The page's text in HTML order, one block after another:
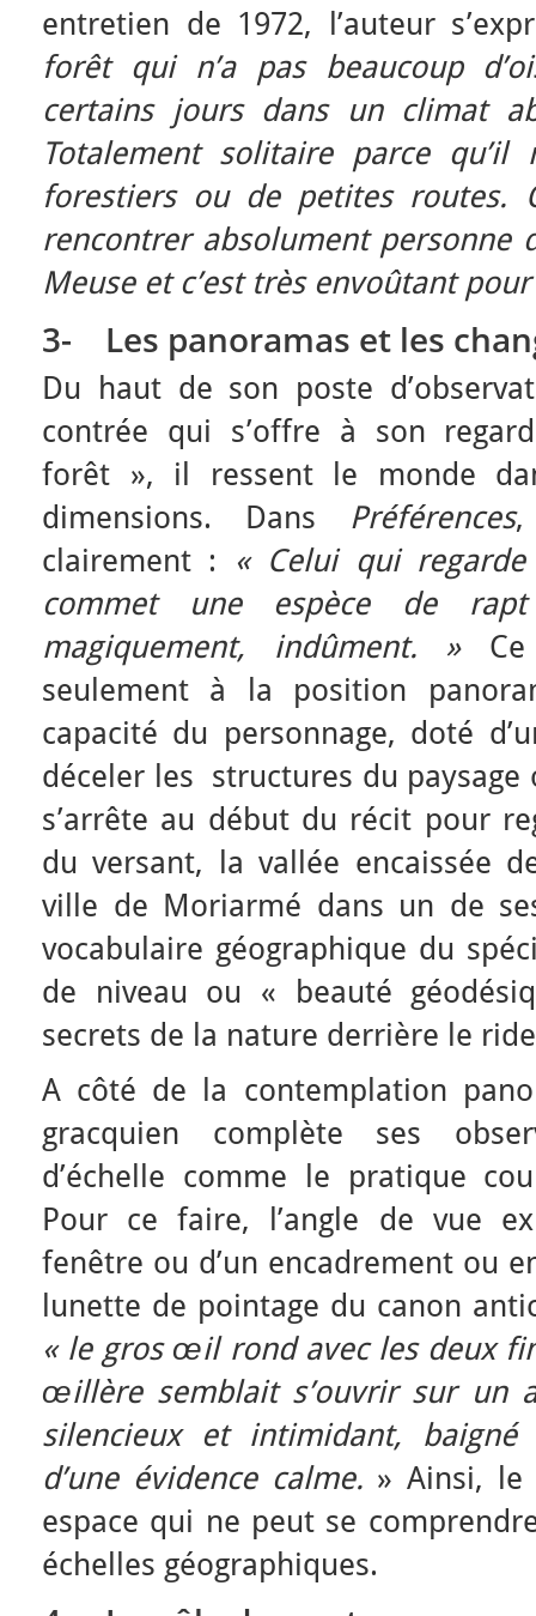
entretien de 1972, l’auteur
forêt qui n’a pas beaucoup
certains jours dans un climat
Totalement solitaire parce qu’il
forestiers ou de petites routes.
rencontrer absolument personne
Meuse et c’est très envoûtant
3- Les panoramas et les
Du haut de son poste
contrée qui s’offre à son
forêt », il ressent le monde
dimensions. Dans Préférences,
clairement : « Celui qui
commet une espèce de
magiquement, indûment. »Ce
seulement à la position
capacité du personnage, doté
déceler les structures du paysage
s’arrête au début du récit pour
du versant, la vallée encaissée
ville de Moriarmé dans un de
vocabulaire géographique du
de niveau ou « beauté
secrets de la nature derrière le
A côté de la contemplation
gracquien complète ses
d’échelle comme le pratique
Pour ce faire, l’angle de vue
fenêtre ou d’un encadrement ou
lunette de pointage du canon
« le gros œil rond avec les deux
œillère semblait s’ouvrir sur un
silencieux et intimidant, baigné
d’une évidence calme. » Ainsi, le
espace qui ne peut se
échelles géographiques.